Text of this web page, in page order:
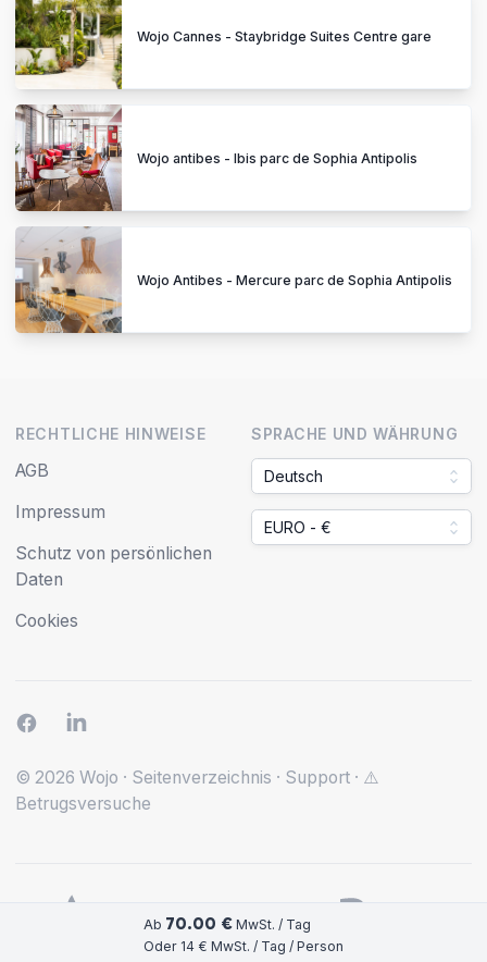
Ab 70.00 € MwSt. / Tag
Oder 14 € MwSt. / Tag / Person
Wojo Cannes - Staybridge Suites Centre gare
Wojo antibes - Ibis parc de Sophia Antipolis
Wojo Antibes - Mercure parc de Sophia Antipolis
RECHTLICHE HINWEISE
AGB
Impressum
Schutz von persönlichen
Daten
Cookies
SPRACHE UND WÄHRUNG
Deutsch
EURO - €
© 2026 Wojo · Seitenverzeichnis · Support · ⚠️
Betrugsversuche